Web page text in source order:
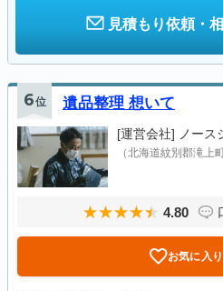
見積もり依頼・
6位 遺品整理 想いて
[運営会社] ノース
（北海道紋別郡滝上
4.80
お気に入